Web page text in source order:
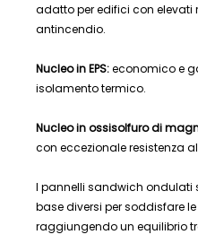
adatto per edifici con elevati
antincendio.
Nucleo in EPS:economico e
isolamento termico.
Nucleo in ossisolfuro di
con eccezionale resistenza
I pannelli sandwich ondulati
base diversi per soddisfare
raggiungendo un equilibrio